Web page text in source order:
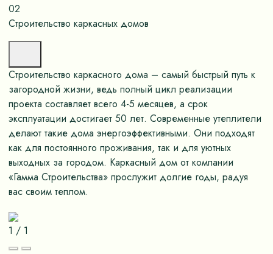
02
Строительство каркасных домов
Строительство каркасного дома – самый быстрый путь к
загородной жизни, ведь полный цикл реализации
проекта составляет всего 4-5 месяцев, а срок
эксплуатации достигает 50 лет. Современные утеплители
делают такие дома энергоэффективными. Они подходят
как для постоянного проживания, так и для уютных
выходных за городом. Каркасный дом от компании
«Гамма Строительства» прослужит долгие годы, радуя
вас своим теплом.
1 / 1